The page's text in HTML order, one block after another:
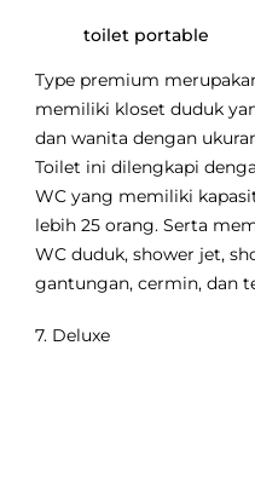
toilet portable
Type premium
memiliki kloset duduk
dan wanita dengan
Toilet ini dilengkapi
WC yang memiliki
lebih 25 orang. Serta
WC duduk, shower jet,
gantungan, cermin, dan
7. Deluxe